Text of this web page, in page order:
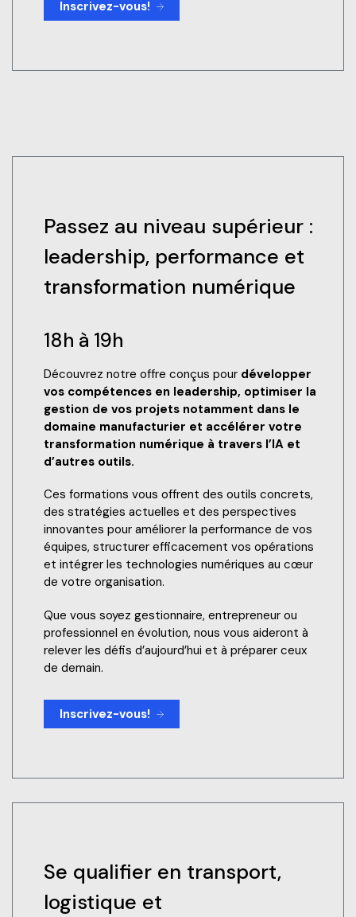
Inscrivez-vous!
Passez au niveau supérieur :
leadership, performance et
transformation numérique
18h à 19h
Découvrez notre offre conçus pour développer
vos compétences en leadership, optimiser la
gestion de vos projets notamment dans le
domaine manufacturier et accélérer votre
transformation numérique à travers l’IA et
d’autres outils.
Ces formations vous offrent des outils concrets,
des stratégies actuelles et des perspectives
innovantes pour améliorer la performance de vos
équipes, structurer efficacement vos opérations
et intégrer les technologies numériques au cœur
de votre organisation.
Que vous soyez gestionnaire, entrepreneur ou
professionnel en évolution, nous vous aideront à
relever les défis d’aujourd’hui et à préparer ceux
de demain.
Inscrivez-vous!
Se qualifier en transport,
logistique et